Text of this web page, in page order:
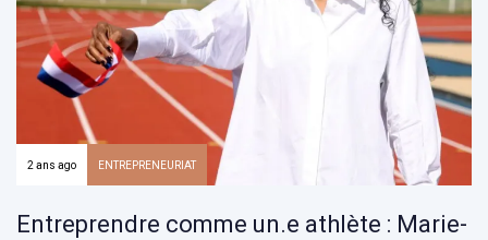
2 ans ago ENTREPRENEURIAT
Entreprendre comme un.e athlète : Marie-